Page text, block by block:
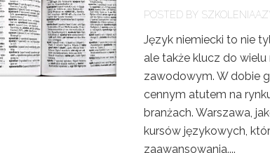
POSTED BY
Język niemiecki to nie
ale także klucz do
zawodowym. W dobie
cennym atutem na
branżach. Warszawa,
kursów językowych,
zaawansowania....